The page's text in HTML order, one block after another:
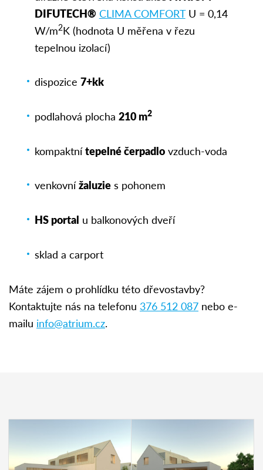
DIFUTECH® CLIMA COMFORTU = 0,14
W/m2K (hodnota U měřena v řezu
tepelnou izolací)
dispozice 7+kk
podlahová plocha 210 m2
kompaktnítepelné čerpadlovzduch-voda
venkovnížaluzies pohonem
HS portal u balkonových dveří
sklad a carport
Máte zájem o prohlídku této dřevostavby?
Kontaktujte nás na telefonu 376 512 087 nebo e-
mailu info@atrium.cz.